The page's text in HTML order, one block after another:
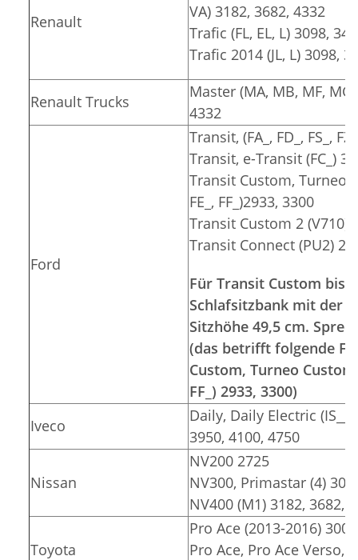
Renault
VA) 3182, 3682, 4332
Trafic (FL, EL, L) 3098,
Trafic 2014 (JL, L) 3098,
Renault Trucks
Master (MA, MB, MF,
4332
Ford
Transit, (FA_, FD_, FS_,
Transit, e-Transit (FC_)
Transit Custom, Turneo
FE_, FF_)2933, 3300
Transit Custom 2 (V710)
Transit Connect (PU2)
Für Transit Custom bis
Schlafsitzbank mit der
Sitzhöhe 49,5 cm.
(das betrifft folgende
Custom, Turneo Custom
FF_) 2933, 3300)
Iveco
Daily, Daily Electric
3950, 4100, 4750
Nissan
NV200 2725
NV300, Primastar (4)
NV400 (M1) 3182, 3682,
Toyota
Pro Ace (2013-2016)
Pro Ace, Pro Ace Verso,